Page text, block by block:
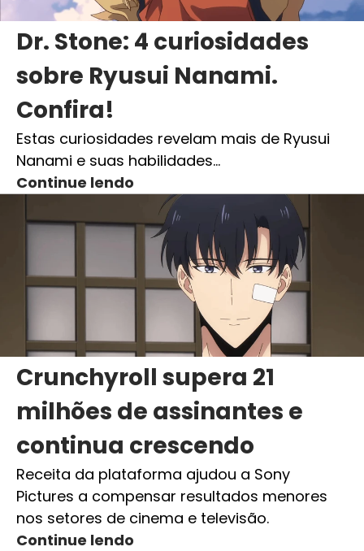
Dr. Stone: 4 curiosidades
sobre Ryusui Nanami.
Confira!
Estas curiosidades revelam mais de Ryusui
Nanami e suas habilidades…
Continue lendo
Crunchyroll supera 21
milhões de assinantes e
continua crescendo
Receita da plataforma ajudou a Sony
Pictures a compensar resultados menores
nos setores de cinema e televisão.
Continue lendo